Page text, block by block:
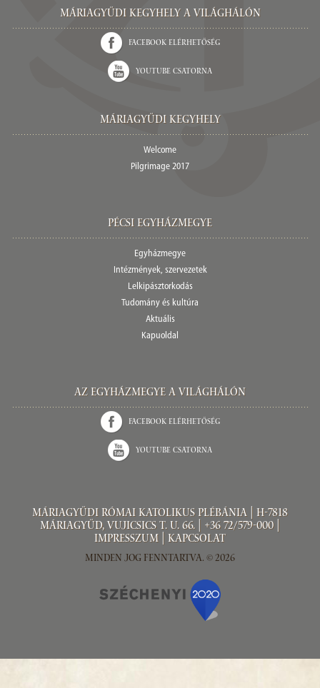
Máriagyűdi Kegyhely a világhálón
Facebook elérhetőség
Youtube csatorna
Máriagyűdi Kegyhely
Welcome
Pilgrimage 2017
Pécsi egyházmegye
Egyházmegye
Intézmények, szervezetek
Lelkipásztorkodás
Tudomány és kultúra
Aktuális
Kapuoldal
Az Egyházmegye a világhálón
Facebook elérhetőség
Youtube csatorna
Máriagyűdi Római Katolikus Plébánia | H-7818
Máriagyűd, Vujicsics T. u. 66. | +36 72/579-000 |
Impresszum
Kapcsolat
Minden jog fenntartva. © 2026